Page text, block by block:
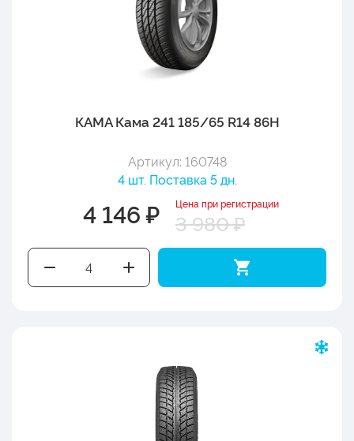
КАМА Кама 241 185/65 R14 86H
Артикул: 160748
4 шт. Поставка 5 дн.
4 146 ₽ Цена при регистрации
3 980 ₽